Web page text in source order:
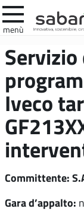
menù
nel
sito
Iveco
Committente:
Gara d’appalto: